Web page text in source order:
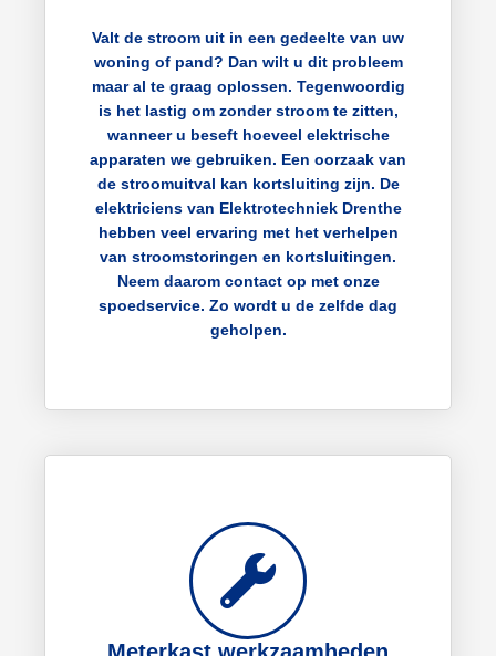
Valt de stroom uit in een gedeelte van uw
woning of pand? Dan wilt u dit probleem
maar al te graag oplossen. Tegenwoordig
is het lastig om zonder stroom te zitten,
wanneer u beseft hoeveel elektrische
apparaten we gebruiken. Een oorzaak van
de stroomuitval kan kortsluiting zijn. De
elektriciens van Elektrotechniek Drenthe
hebben veel ervaring met het verhelpen
van stroomstoringen en kortsluitingen.
Neem daarom contact op met onze
spoedservice. Zo wordt u de zelfde dag
geholpen.